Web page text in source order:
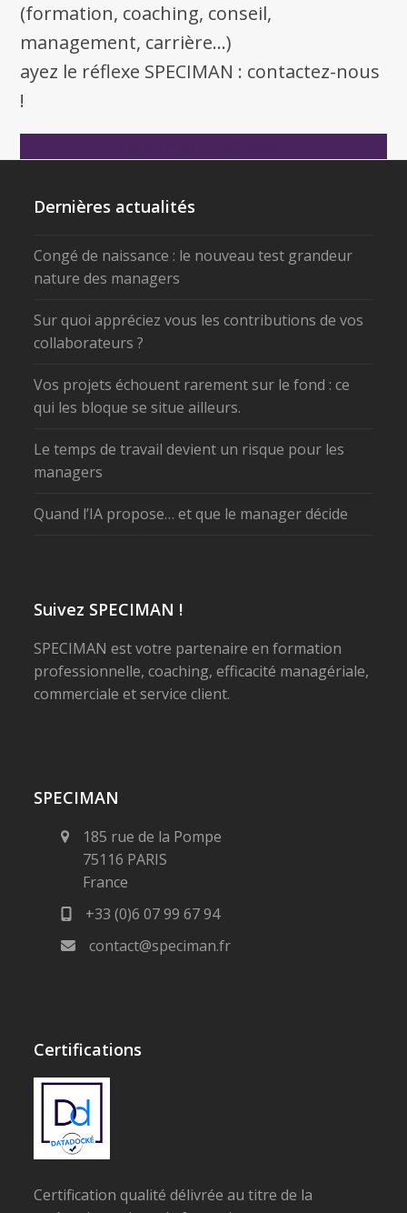
(formation, coaching, conseil,
management, carrière...)
ayez le réflexe SPECIMAN : contactez-nous
!
Dernières actualités
Congé de naissance : le nouveau test grandeur
nature des managers
Sur quoi appréciez vous les contributions de vos
collaborateurs ?
Vos projets échouent rarement sur le fond : ce
qui les bloque se situe ailleurs.
Le temps de travail devient un risque pour les
managers
Quand l’IA propose… et que le manager décide
Suivez SPECIMAN !
SPECIMAN est votre partenaire en formation
professionnelle, coaching, efficacité managériale,
commerciale et service client.
SPECIMAN
185 rue de la Pompe
75116 PARIS
France
+33 (0)6 07 99 67 94
contact@speciman.fr
Certifications
Certification qualité délivrée au titre de la